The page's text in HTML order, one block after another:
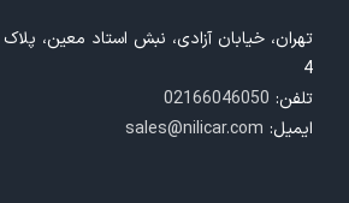
4
تلفن: 02166046050
ایمیل: sales@nilicar.com